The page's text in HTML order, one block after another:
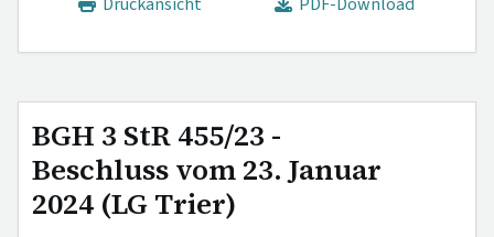
BGH 3 StR 455/23 -
Beschluss vom 23. Januar
2024 (LG Trier)